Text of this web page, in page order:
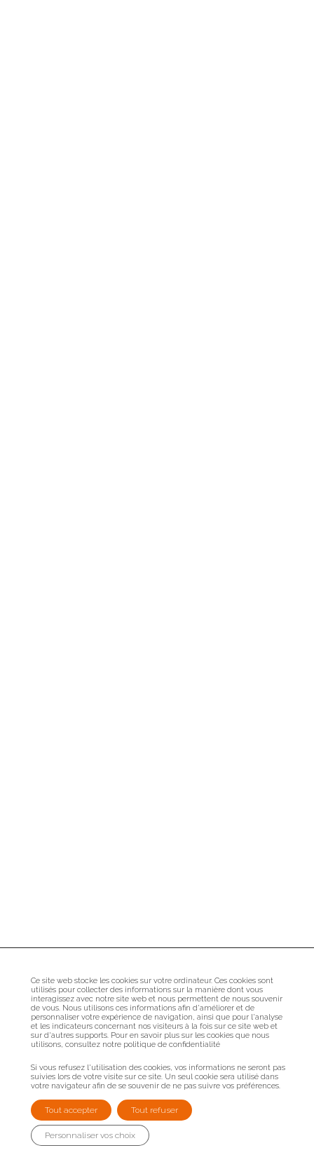
Ce site web stocke les cookies sur votre ordinateur. Ces cookies sont
utilisés pour collecter des informations sur la manière dont vous
interagissez avec notre site web et nous permettent de nous souvenir
de vous. Nous utilisons ces informations afin d'améliorer et de
personnaliser votre expérience de navigation, ainsi que pour l'analyse
et les indicateurs concernant nos visiteurs à la fois sur ce site web et
sur d'autres supports. Pour en savoir plus sur les cookies que nous
utilisons, consultez notre politique de confidentialité
Si vous refusez l'utilisation des cookies, vos informations ne seront pas
suivies lors de votre visite sur ce site. Un seul cookie sera utilisé dans
votre navigateur afin de se souvenir de ne pas suivre vos préférences.
Tout accepter Tout refuser
Personnaliser vos choix